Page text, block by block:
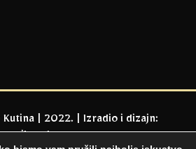
Kutina | 2022. | Izradio i dizajn: